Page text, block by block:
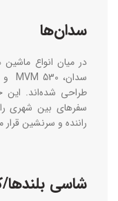
سدان‌ها
طراحی شده‌اند. این
سفرهای بین‌ شهری
راننده و سرنشین
شاسی ‌بلندها/